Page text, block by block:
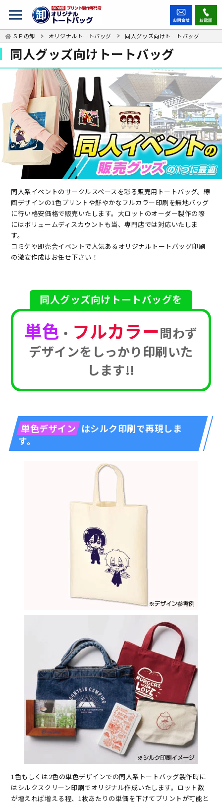
ＳＰの卸 オリジナルトートバッグ 同人グッズ向けトートバッグ
同人グッズ向けトートバッグ
同人系イベントのサークルスペースを彩る販売用トートバッグ。線
画デザインの1色プリントや鮮やかなフルカラー印刷を無地バッグ
に行い格安価格で販売いたします。大ロットのオーダー製作の際
にはボリュームディスカウントも当、専門店では対応いたしま
す。
コミケや即売会イベントで人気あるオリジナルトートバッグ印刷
の激安作成はお任せ下さい！
同人グッズ向けトートバッグを
単色 ・ フルカラー問わず
デザインをしっかり印刷いた
します!!
単色デザイン はシルク印刷で再現しま
す。
1色もしくは2色の単色デザインでの同人系トートバッグ製作時に
はシルクスクリーン印刷でオリジナル作成いたします。ロット数
が増えれば増える程、1枚あたりの単価を下げてプリントが可能と